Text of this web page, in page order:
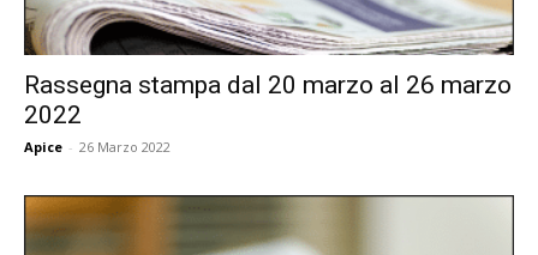
Rassegna stampa dal 20 marzo al 26 marzo
2022
Apice - 26 Marzo 2022